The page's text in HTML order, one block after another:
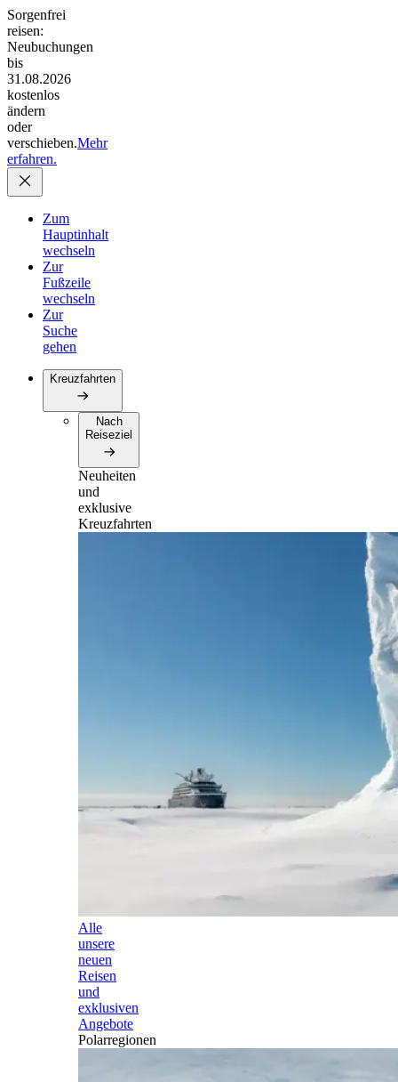
Sorgenfrei
reisen:
Neubuchungen
bis
31.08.2026
kostenlos
ändern
oder
verschieben.Mehr
erfahren.
Zum
Hauptinhalt
wechseln
Zur
Fußzeile
wechseln
Zur
Suche
gehen
Kreuzfahrten
Nach
Reiseziel
Neuheiten
und
exklusive
Kreuzfahrten
Alle
unsere
neuen
Reisen
und
exklusiven
Angebote
Polarregionen